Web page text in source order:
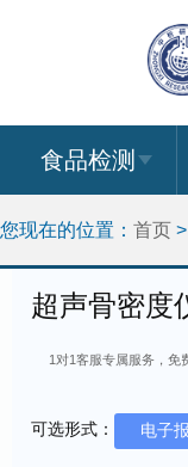
食品检测
您现在的位置： 首页 >
超声骨密度
1对1客服专属服务，免
可选形式： 电子